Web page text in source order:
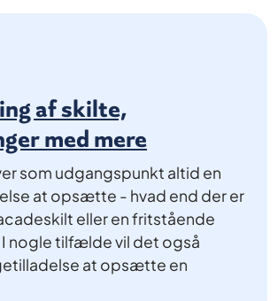
af skilte,
med mere
som udgangspunkt altid en
at opsætte - hvad end der er
eller en fritstående
nogle tilfælde vil det også
at opsætte en